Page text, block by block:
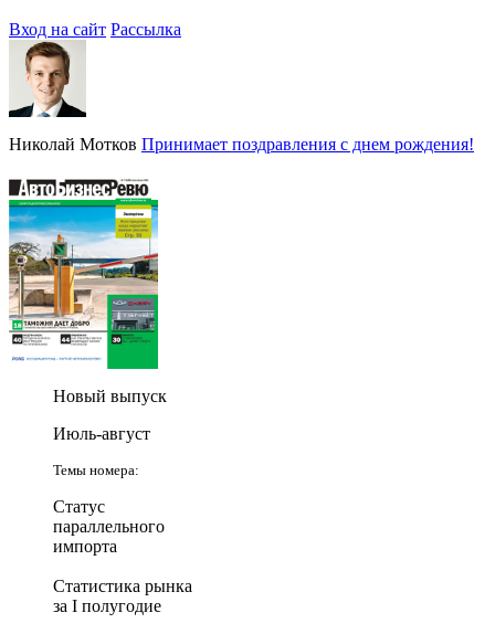
Вход на сайт Рассылка
Николай Мотков Принимает поздравления с днем рождения!
Новый выпуск
Июль-август
Темы номера:
Статус
параллельного
импорта
Статистика рынка
за I полугодие